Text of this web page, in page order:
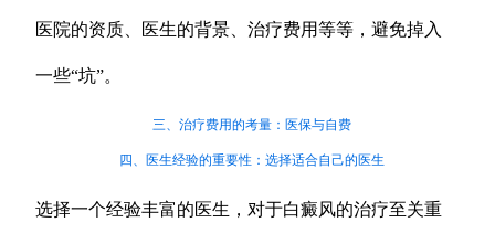
医院的资质、医生的背景、治疗费用等等，避免掉入
一些“坑”。
三、治疗费用的考量：医保与自费
四、医生经验的重要性：选择适合自己的医生
选择一个经验丰富的医生，对于白癜风的治疗至关重